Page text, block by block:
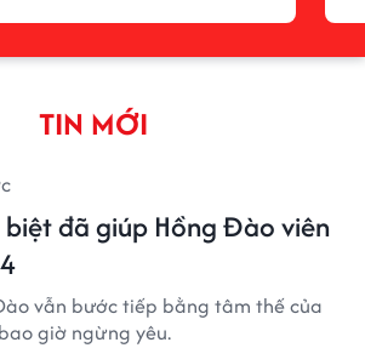
TIN MỚI
biệt đã giúp Hồng Đào viên
vẫn bước tiếp bằng tâm thế của
giờ ngừng yêu.